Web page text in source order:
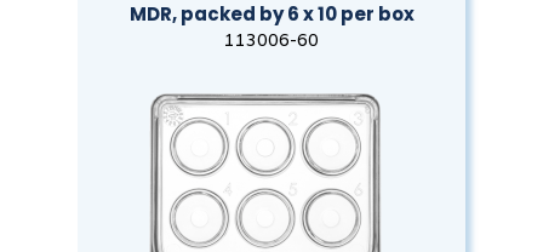
MDR, packed by 6 x 10 per box
113006-60